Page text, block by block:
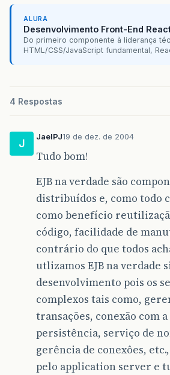
ALURA
Desenvolvimento Front-End
Do primeiro componente à liderança
HTML/CSS/JavaScript fundamental,
4 Respostas
J
JaelPJ19 de dez. de 2004
Tudo bom!
EJB na verdade são
distribuídos e, como todo
como benefício
código, facilidade de
contrário do que todos
utlizamos EJB na verdade
desenvolvimento pois os
complexos tais como,
transações, conexão com a
persistência, serviço de
gerência de conexôes,
pelo application server e